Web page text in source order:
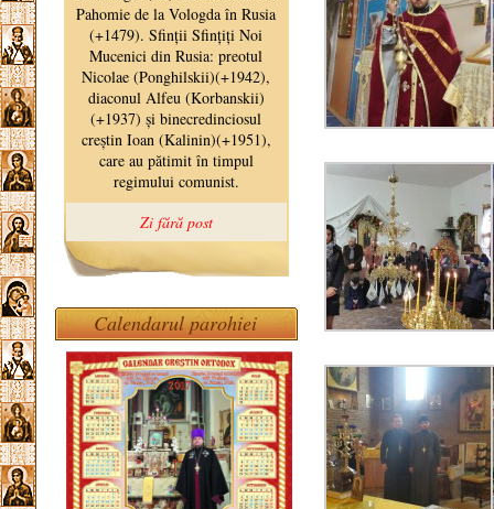
Calendarul parohiei